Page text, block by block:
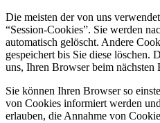
Die meisten der von uns
“Session-Cookies”. Sie werden
automatisch gelöscht. Andere
gespeichert bis Sie diese löschen.
uns, Ihren Browser beim nächsten
Sie können Ihren Browser so
von Cookies informiert werden
erlauben, die Annahme von